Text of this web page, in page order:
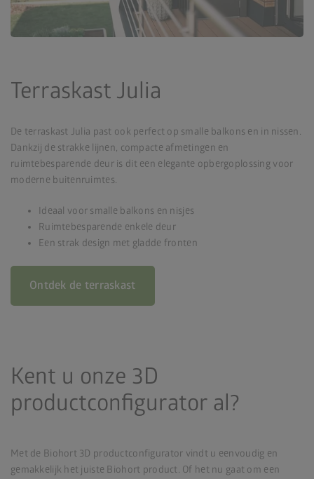
Terraskast Julia
De terraskast Julia past ook perfect op smalle balkons en in nissen.
Dankzij de strakke lijnen, compacte afmetingen en
ruimtebesparende deur is dit een elegante opbergoplossing voor
moderne buitenruimtes.
Ideaal voor smalle balkons en nisjes
Ruimtebesparende enkele deur
Een strak design met gladde fronten
Ontdek de terraskast
Kent u onze 3D
productconfigurator al?
Met de Biohort 3D productconfigurator vindt u eenvoudig en
gemakkelijk het juiste Biohort product. Of het nu gaat om een